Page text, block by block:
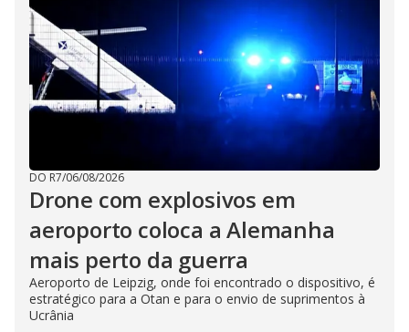
DO R7/06/08/2026
Drone com explosivos em
aeroporto coloca a Alemanha
mais perto da guerra
Aeroporto de Leipzig, onde foi encontrado o dispositivo, é
estratégico para a Otan e para o envio de suprimentos à
Ucrânia